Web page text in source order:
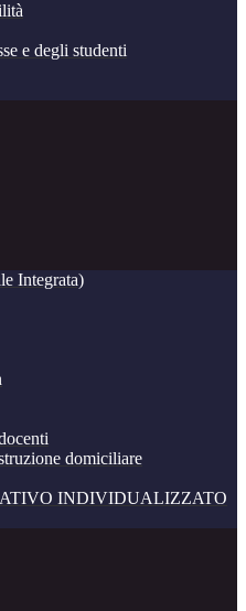
e degli studenti
Integrata)
domiciliare
INDIVIDUALIZZATO